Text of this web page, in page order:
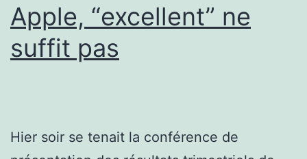
Apple, “excellent” ne
suffit pas
Hier soir se tenait la conférence de